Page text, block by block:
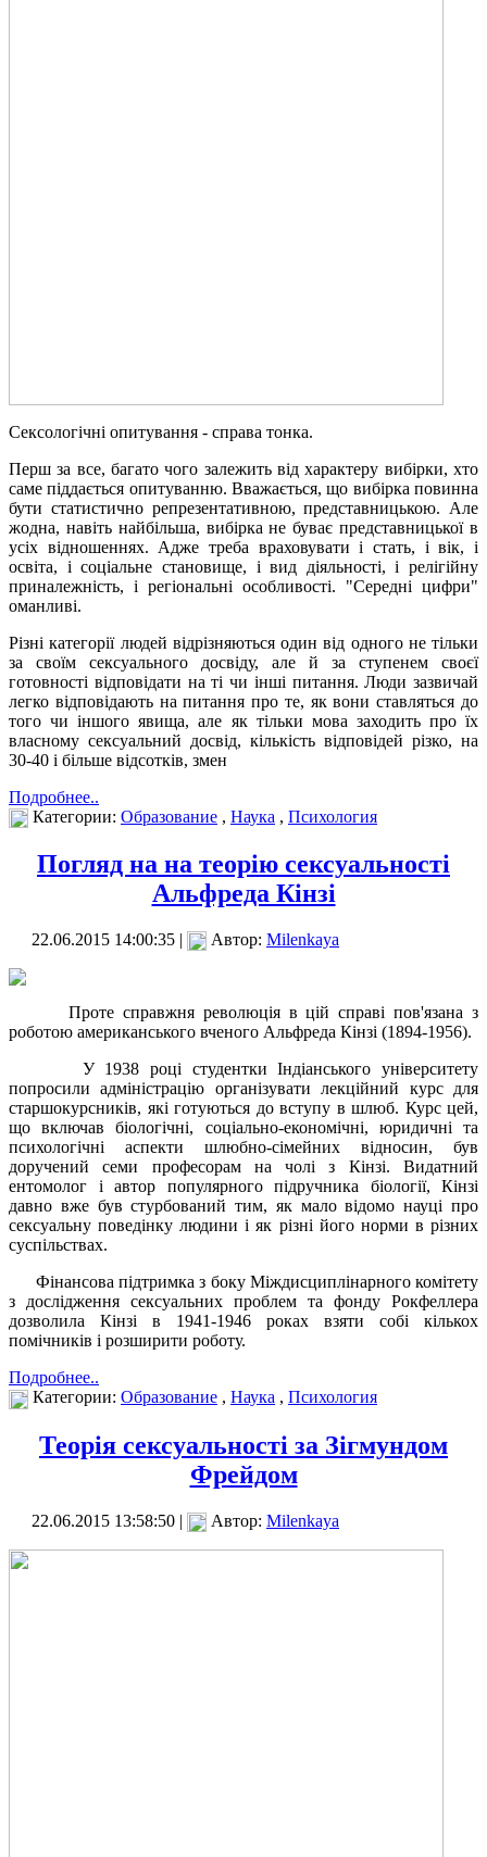
Сексологічні опитування - справа тонка.
Перш за все, багато чого залежить від характеру вибірки, хто
саме піддається опитуванню. Вважається, що вибірка повинна
бути статистично репрезентативною, представницькою. Але
жодна, навіть найбільша, вибірка не буває представницької в
усіх відношеннях. Адже треба враховувати і стать, і вік, і
освіта, і соціальне становище, і вид діяльності, і релігійну
приналежність, і регіональні особливості. "Середні цифри"
оманливі.
Різні категорії людей відрізняються один від одного не тільки
за своїм сексуального досвіду, але й за ступенем своєї
готовності відповідати на ті чи інші питання. Люди зазвичай
легко відповідають на питання про те, як вони ставляться до
того чи іншого явища, але як тільки мова заходить про їх
власному сексуальний досвід, кількість відповідей різко, на
30-40 і більше відсотків, змен
Подробнее..
Категории: Образование , Наука , Психология
Погляд на на теорію сексуальності
Альфреда Кінзі
22.06.2015 14:00:35 | Автор: Milenkaya
Проте справжня революція в цій справі пов'язана з
роботою американського вченого Альфреда Кінзі (1894-1956).
У 1938 році студентки Індіанського університету
попросили адміністрацію організувати лекційний курс для
старшокурсників, які готуються до вступу в шлюб. Курс цей,
що включав біологічні, соціально-економічні, юридичні та
психологічні аспекти шлюбно-сімейних відносин, був
доручений семи професорам на чолі з Кінзі. Видатний
ентомолог і автор популярного підручника біології, Кінзі
давно вже був стурбований тим, як мало відомо науці про
сексуальну поведінку людини і як різні його норми в різних
суспільствах.
Фінансова підтримка з боку Міждисциплінарного комітету
з дослідження сексуальних проблем та фонду Рокфеллера
дозволила Кінзі в 1941-1946 роках взяти собі кількох
помічників і розширити роботу.
Подробнее..
Категории: Образование , Наука , Психология
Теорія сексуальності за Зігмундом
Фрейдом
22.06.2015 13:58:50 | Автор: Milenkaya